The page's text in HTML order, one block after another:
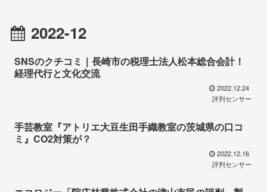
2022-12
SNSのクチコミ｜長崎市の税理士法人松本総合会計！
経理代行と文化交流
2022.12.24
評判センサー
手芸教室『アトリエ大豆生田手織教室の茨城県の口コ
ミ』CO2対策が？
2022.12.16
評判センサー